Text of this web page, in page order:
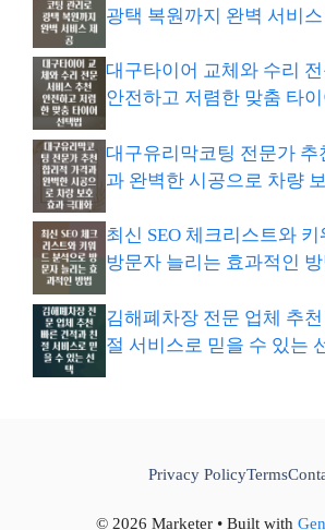
광택 복원까지 완벽 서비
대구타이어 교체와 수리
안전하고 저렴한 맞춤 타
대구유리막코팅 전문가 추
과 완벽한 시공으로 차량
최신 SEO 체크리스트와
방문자 늘리는 효과적인 방
김해폐차장 전문 업체 추
절 서비스로 믿을 수 있는
© 2026 Marketer • Built with
Privacy PolicyTerms